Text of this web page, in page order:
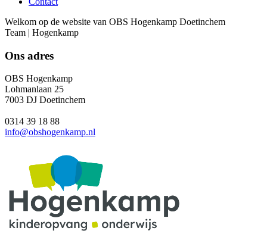
Welkom op de website van OBS Hogenkamp Doetinchem
Team | Hogenkamp
Ons adres
OBS Hogenkamp
Lohmanlaan 25
7003 DJ Doetinchem
0314 39 18 88
info@obshogenkamp.nl